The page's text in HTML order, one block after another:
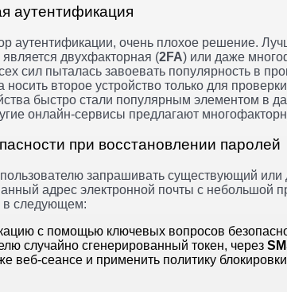
аутентификация
аутентификации, очень плохое решение.
двухфакторная (2FA) или даже
сил пыталась завоевать популярность в
носить второе устройство только для
быстро стали популярным элементом в
онлайн-сервисы предлагают
при восстановлении паролей
запрашивать существующий
адрес электронной почты с небольшой
в следующем:
с помощью ключевых вопросов
случайно сгенерированный токен, через
веб-сеансе и применить политику